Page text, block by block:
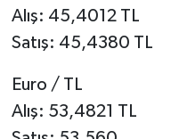
Alış: 45,4012 TL
Satış: 45,4380 TL
Euro / TL
Alış: 53,4821 TL